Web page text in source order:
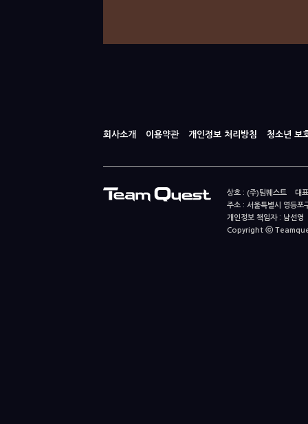
회사소개 이용약관 개인정보 처리방침 청소년 보
상호 : (주)팀퀘스트 대
주소 : 서울특별시 영등
개인정보 책임자 : 남
Copyright ⓒ